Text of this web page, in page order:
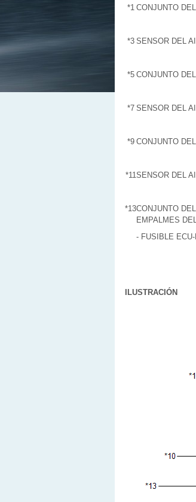
*1 CONJUNTO
*3 SENSOR DEL
*5 CONJUNTO
*7 SENSOR DEL
*9 CONJUNTO
*11SENSOR DEL
*13CONJUNTO
EMPALMES
- FUSIBLE ECU-
ILUSTRACIÓN